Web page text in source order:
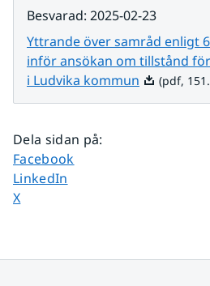
Besvarad: 2025-02-23
Yttrande över samråd enligt
inför ansökan om tillstånd
i Ludvika kommun Pdf, 151.1
(pdf,
Dela sidan på:
Dela sidan på
Facebook
Dela sidan på
LinkedIn
Dela sidan på
X